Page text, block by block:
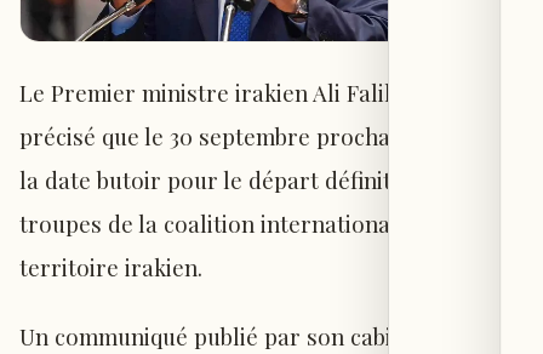
Le Premier ministre irakien Ali Falih Al-Zaidi a
précisé que le 30 septembre prochain constitue
la date butoir pour le départ définitif des
troupes de la coalition internationale du
territoire irakien.
Un communiqué publié par son cabinet indique